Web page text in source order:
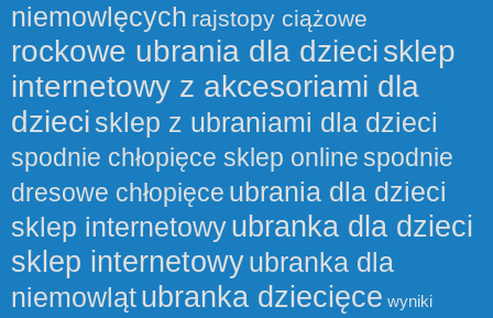
niemowlęcych rajstopy ciążowe
rockowe ubrania dla dziecisklep
internetowy z akcesoriami dla
dzieci sklep z ubraniami dla dzieci
spodnie chłopięce sklep onlinespodnie
dresowe chłopięce ubrania dla dzieci
sklep internetowyubranka dla dzieci
sklep internetowyubranka dla
niemowlątubranka dziecięce wyniki